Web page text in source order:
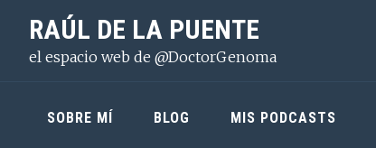
principal
contenido
lateral
RAÚL DE LA PUENTE
el espacio web de @DoctorGenoma
SOBRE MÍ BLOG MIS PODCASTS